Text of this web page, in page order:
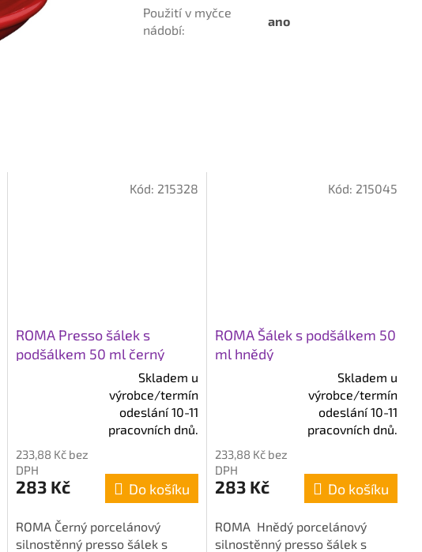
Použití v myčce
nádobí:
ano
ROMA Presso šálek s
podšálkem 50 ml černý
je
5,0
z
hvězdiček.
Skladem u
výrobce/termín
odeslání 10-11
pracovních dnů.
233,88 Kč bez
DPH
283 Kč Do košíku
ROMA Černý porcelánový
silnostěnný presso šálek s
Kód: 215328
ROMA Šálek s podšálkem 50
ml hnědý
je
5,0
z
hvězdiček.
Skladem u
výrobce/termín
odeslání 10-11
pracovních dnů.
233,88 Kč bez
DPH
283 Kč Do košíku
ROMA Hnědý porcelánový
silnostěnný presso šálek s
Kód: 215045